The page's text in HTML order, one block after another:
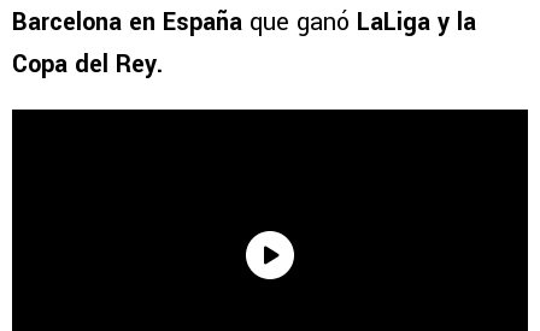
Barcelona en España que ganó LaLiga y la
Copa del Rey.